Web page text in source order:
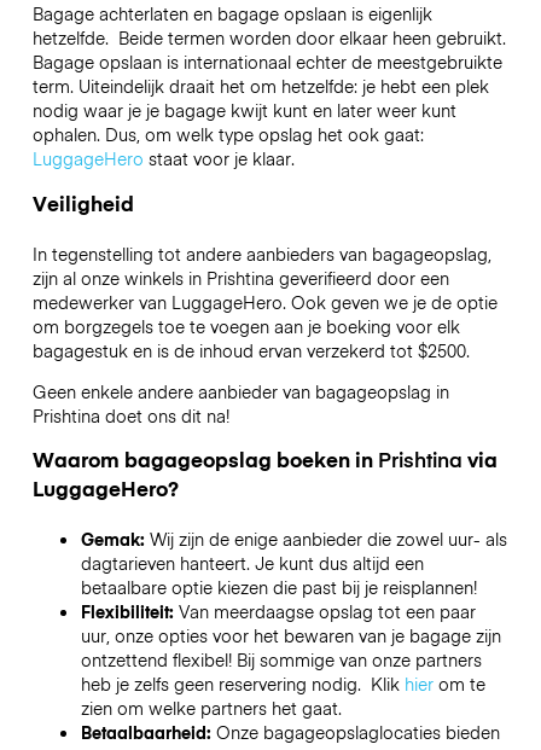
Bagage achterlaten en bagage opslaan is eigenlijk
hetzelfde. Beide termen worden door elkaar heen gebruikt.
Bagage opslaan is internationaal echter de meestgebruikte
term. Uiteindelijk draait het om hetzelfde: je hebt een plek
nodig waar je je bagage kwijt kunt en later weer kunt
ophalen. Dus, om welk type opslag het ook gaat:
LuggageHero staat voor je klaar.
Veiligheid
In tegenstelling tot andere aanbieders van bagageopslag,
zijn al onze winkels in Prishtina geverifieerd door een
medewerker van LuggageHero. Ook geven we je de optie
om borgzegels toe te voegen aan je boeking voor elk
bagagestuk en is de inhoud ervan verzekerd tot $2500.
Geen enkele andere aanbieder van bagageopslag in
Prishtina doet ons dit na!
Waarom bagageopslag boeken in Prishtina via
LuggageHero?
Gemak: Wij zijn de enige aanbieder die zowel uur- als
dagtarieven hanteert. Je kunt dus altijd een
betaalbare optie kiezen die past bij je reisplannen!
Flexibiliteit: Van meerdaagse opslag tot een paar
uur, onze opties voor het bewaren van je bagage zijn
ontzettend flexibel! Bij sommige van onze partners
heb je zelfs geen reservering nodig. Klik hierom te
zien om welke partners het gaat.
Betaalbaarheid: Onze bagageopslaglocaties bieden